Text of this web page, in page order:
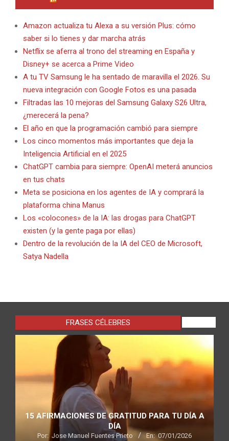
Amazon actualiza tu Alexa a su versión Plus: cómo
saber si lo tienes y dar marcha atrás
Netflix se aferra al trono del streaming en España y
Disney+ se acerca a Prime Video
A tu TV Samsung le ha sentado de maravilla el 2026. Su
nueva integración con Google Fotos es una pasada
Filtradas las 10 mejoras del Samsung Galaxy S26 Ultra,
¿merecerá la pena?
El año en que la programación cambió para siempre
Los cinco momentos más importantes que deja la
Inteligencia Artificial en el 2025
ChatGPT cambia para siempre: OpenAI meterá anuncios
en tus chats
Meta se posiciona en los agentes de IA y comprará la
plataforma china Manus
Los «colocones» de la IA: las drogas para ChatGPT
existen (y la gente paga por ellas)
Dentro de la revolución de la IA del CEO de Microsoft,
Satya Nadella
FRASES CÉLEBRES
15 AFIRMACIONES DE GRATITUD PARA TU DÍA A
DÍA
Por: Jose Manuel Fuentes Prieto En: 07/01/2026